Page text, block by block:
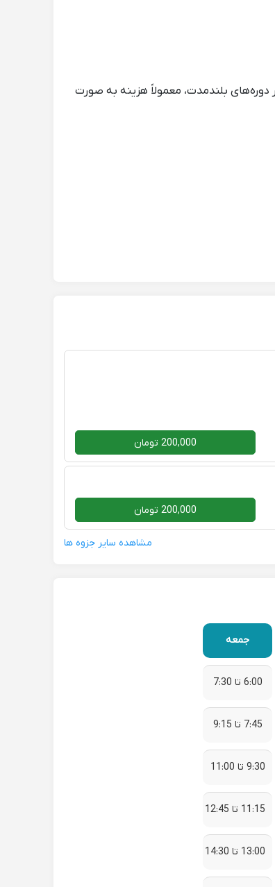
دوره‌های بلندمدت، معمولاً هزینه به صورت
200,000 تومان
200,000 تومان
مشاهده سایر جزوه ها
جمعه
6:00 تا 7:30
7:45 تا 9:15
9:30 تا 11:00
11:15 تا 12:45
13:00 تا 14:30